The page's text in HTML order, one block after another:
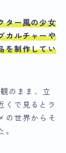
ター⾵の少⼥
カルチャーや
を制作してい
のまま、立
くで見るとラ
の世界からそ